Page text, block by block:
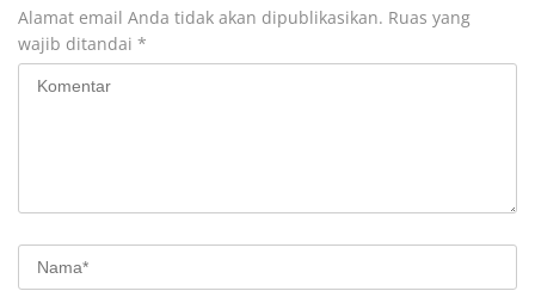
Alamat email Anda tidak akan dipublikasikan. Ruas yang
wajib ditandai *